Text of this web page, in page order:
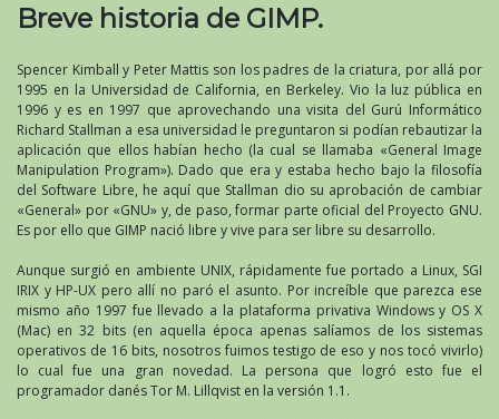
Breve historia de GIMP.
Spencer Kimball y Peter Mattis son los padres de la criatura, por allá por
1995 en la Universidad de California, en Berkeley. Vio la luz pública en
1996 y es en 1997 que aprovechando una visita del Gurú Informático
Richard Stallman a esa universidad le preguntaron si podían rebautizar la
aplicación que ellos habían hecho (la cual se llamaba «General Image
Manipulation Program»). Dado que era y estaba hecho bajo la filosofía
del Software Libre, he aquí que Stallman dio su aprobación de cambiar
«General» por «GNU» y, de paso, formar parte oficial del Proyecto GNU.
Es por ello que GIMP nació libre y vive para ser libre su desarrollo.
Aunque surgió en ambiente UNIX, rápidamente fue portado a Linux, SGI
IRIX y HP-UX pero allí no paró el asunto. Por increíble que parezca ese
mismo año 1997 fue llevado a la plataforma privativa Windows y OS X
(Mac) en 32 bits (en aquella época apenas salíamos de los sistemas
operativos de 16 bits, nosotros fuimos testigo de eso y nos tocó vivirlo)
lo cual fue una gran novedad. La persona que logró esto fue el
programador danés Tor M. Lillqvist en la versión 1.1.